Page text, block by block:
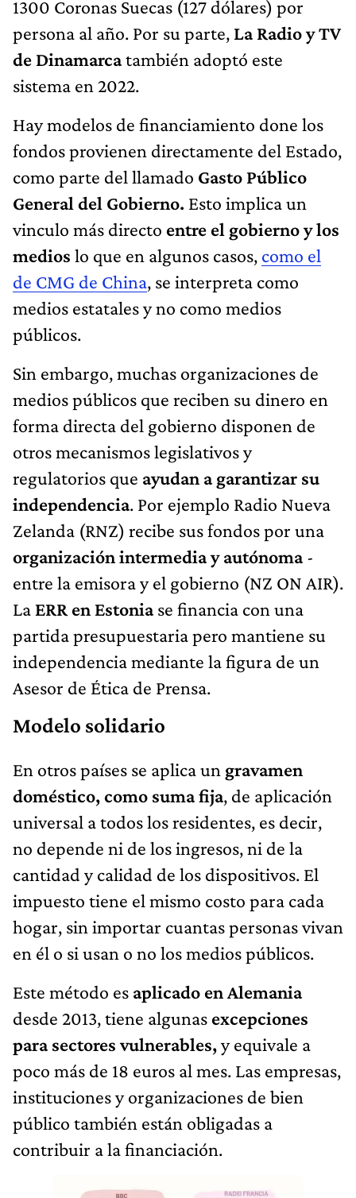
1300 Coronas Suecas (127 dólares) por
persona al año. Por su parte, La Radio y TV
de Dinamarcatambién adoptó este
sistema en 2022.
Hay modelos de financiamiento done los
fondos provienen directamente del Estado,
como parte del llamado Gasto Público
General del Gobierno. Esto implica un
vinculo más directo entre el gobierno y los
medios lo que en algunos casos, como el
de CMG de China, se interpreta como
medios estatales y no como medios
públicos.
Sin embargo, muchas organizaciones de
medios públicos que reciben su dinero en
forma directa del gobierno disponen de
otros mecanismos legislativos y
regulatorios que ayudan a garantizar su
independencia. Por ejemplo Radio Nueva
Zelanda (RNZ) recibe sus fondos por una
organización intermedia y autónoma-
entre la emisora y el gobierno (NZ ON AIR).
La ERR en Estoniase financia con una
partida presupuestaria pero mantiene su
independencia mediante la figura de un
Asesor de Ética de Prensa.
Modelo solidario
En otros países se aplica un gravamen
doméstico, como suma fija, de aplicación
universal a todos los residentes, es decir,
no depende ni de los ingresos, ni de la
cantidad y calidad de los dispositivos. El
impuesto tiene el mismo costo para cada
hogar, sin importar cuantas personas vivan
en él o si usan o no los medios públicos.
Este método es aplicado en Alemania
desde 2013, tiene algunas excepciones
para sectores vulnerables,y equivale a
poco más de 18 euros al mes. Las empresas,
instituciones y organizaciones de bien
público también están obligadas a
contribuir a la financiación.